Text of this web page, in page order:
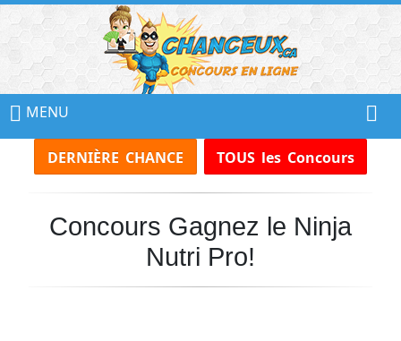
MENU
DERNIÈRE CHANCE TOUS les Concours
Concours Gagnez le Ninja
Nutri Pro!
📢
Ne
Manquez
Aucun
Concours!
Inscrivez-